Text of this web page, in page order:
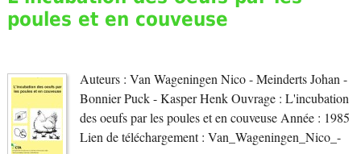
poules et en couveuse
Auteurs : Van Wageningen Nico - Meinderts Johan -
Bonnier Puck - Kasper Henk Ouvrage : L'incubation
des oeufs par les poules et en couveuse Année : 1985
Lien de téléchargement : Van_Wageningen_Nico_-